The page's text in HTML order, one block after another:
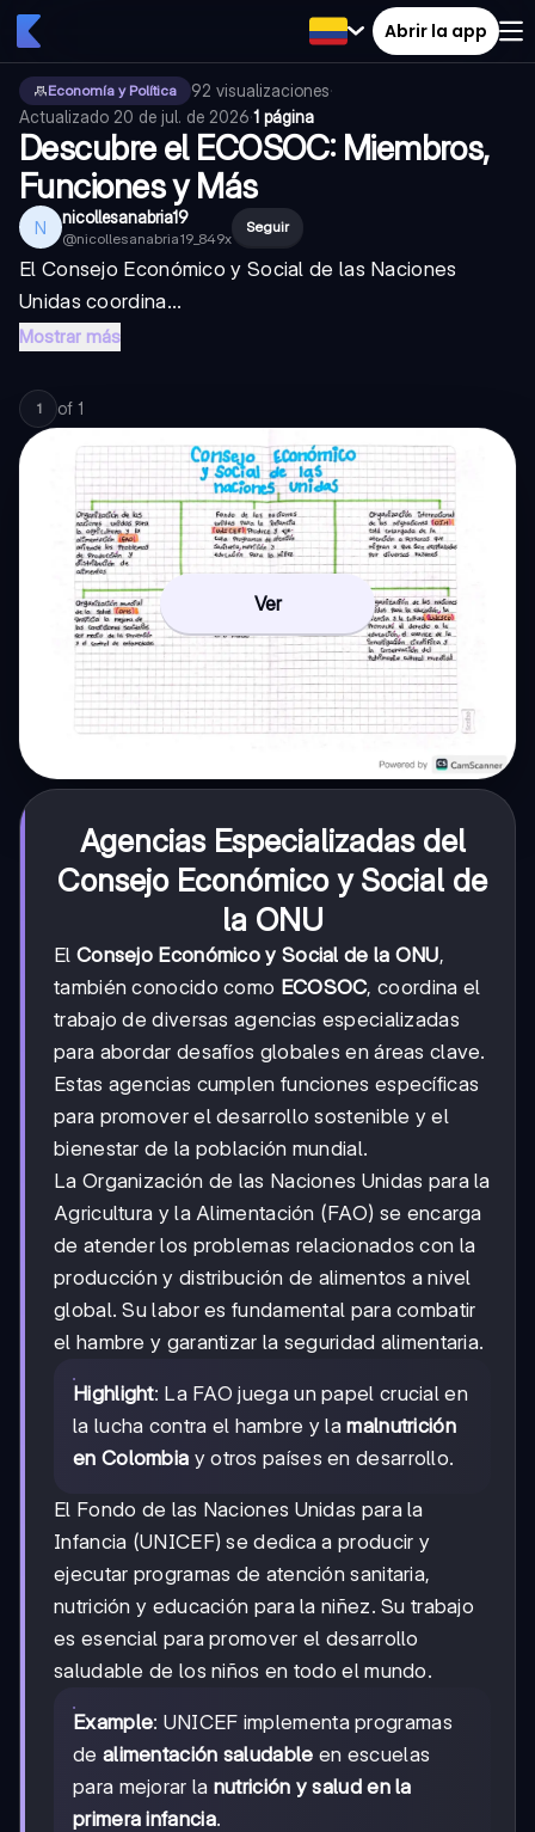
Abrir la app
Economía y Política 92 visualizaciones·
Actualizado 20 de jul. de 2026·1 página
Descubre el ECOSOC: Miembros,
Funciones y Más
N nicollesanabria19
@nicollesanabria19_849x
Seguir
El Consejo Económico y Social de las Naciones
Unidas coordina...
Mostrar más
1 of 1
Ver
Agencias Especializadas del
Consejo Económico y Social de
la ONU
El Consejo Económico y Social de la ONU,
también conocido como ECOSOC, coordina el
trabajo de diversas agencias especializadas
para abordar desafíos globales en áreas clave.
Estas agencias cumplen funciones específicas
para promover el desarrollo sostenible y el
bienestar de la población mundial.
La Organización de las Naciones Unidas para la
Agricultura y la Alimentación (FAO) se encarga
de atender los problemas relacionados con la
producción y distribución de alimentos a nivel
global. Su labor es fundamental para combatir
el hambre y garantizar la seguridad alimentaria.
Highlight: La FAO juega un papel crucial en
la lucha contra el hambre y lamalnutrición
en Colombia y otros países en desarrollo.
El Fondo de las Naciones Unidas para la
Infancia (UNICEF) se dedica a producir y
ejecutar programas de atención sanitaria,
nutrición y educación para la niñez. Su trabajo
es esencial para promover el desarrollo
saludable de los niños en todo el mundo.
Example: UNICEF implementa programas
de alimentación saludable en escuelas
para mejorar la nutrición y salud en la
primera infancia.